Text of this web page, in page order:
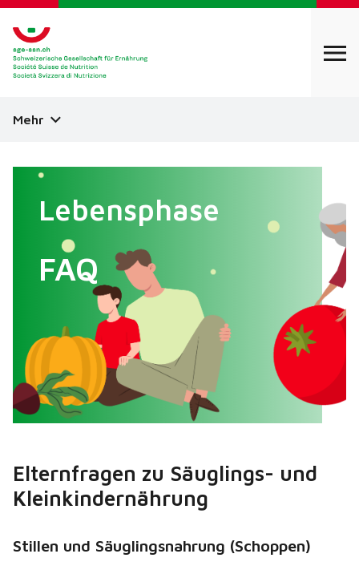
Mehr
Lebensphase
FAQ
Elternfragen zu Säuglings- und
Kleinkindernährung
Stillen und Säuglingsnahrung (Schoppen)